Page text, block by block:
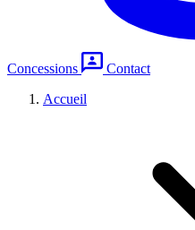
Concessions
Contact
Accueil